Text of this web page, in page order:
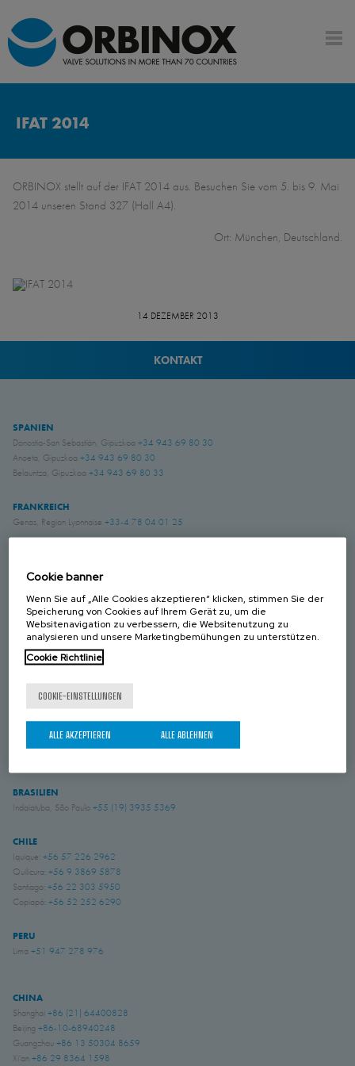
IFAT 2014
ORBINOX stellt auf der IFAT 2014 aus. Besuchen Sie vom 5. bis 9. Mai
2014 unseren Stand 327 (Hall A4).
Ort: München, Deutschland.
14 DEZEMBER 2013
KONTAKT
SPANIEN
Donostia-San Sebastián, Gipuzkoa +34 943 69 80 30
Anoeta, Gipuzkoa +34 943 69 80 30
Belauntza, Gipuzkoa +34 943 69 80 33
FRANKREICH
Genas, Region Lyonnaise +33-4 78 04 01 25
Schwerte, NRW
GROSS BRITANIEN
Chichester, West Sussex+44 (0) 1243 810240
Eastwood, Nottingham+44 (0) 115 9324046
KANADA
Laval, Quebec+1 450 622 8775
Amory, Mississippi+1 662 256 2227
BRASILIEN
Indaiatuba, São Paulo +55 (19) 3935 5369
CHILE
Iquique: +56 57 226 2962
Quilicura: +56 9 3869 5878
Santiago: +56 22 303 5950
Copiapó: +56 52 252 6290
PERU
Lima +51 947 278 976
CHINA
Shanghai +86 (21) 64400828
Beijing +86-10-68940248
Guangzhou +86 13 50304 8659
Xi'an +86 29 8364 1598
Cookie banner
Wenn Sie auf „Alle Cookies akzeptieren“ klicken, stimmen Sie der
Speicherung von Cookies auf Ihrem Gerät zu, um die
Websitenavigation zu verbessern, die Websitenutzung zu
analysieren und unsere Marketingbemühungen zu unterstützen.
Cookie Richtlinie
COOKIE-EINSTELLUNGEN
ALLE ABLEHNEN
ALLE AKZEPTIEREN